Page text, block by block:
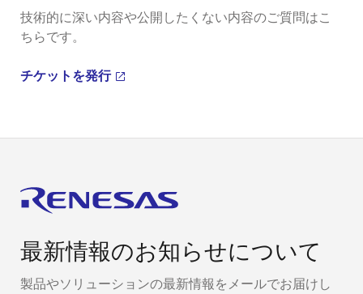
技術的に深い内容や公開したくない内容のご質問はこ
ちらです。
チケットを発行
最新情報のお知らせについて
製品やソリューションの最新情報をメールでお届けし